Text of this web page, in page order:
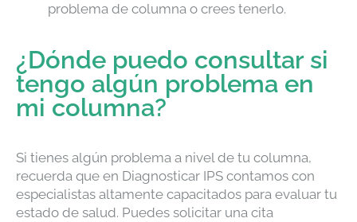
problema de columna o crees tenerlo.
¿Dónde puedo consultar si
tengo algún problema en
mi columna?
Si tienes algún problema a nivel de tu columna,
recuerda que en Diagnosticar IPS contamos con
especialistas altamente capacitados para evaluar tu
estado de salud. Puedes solicitar una cita